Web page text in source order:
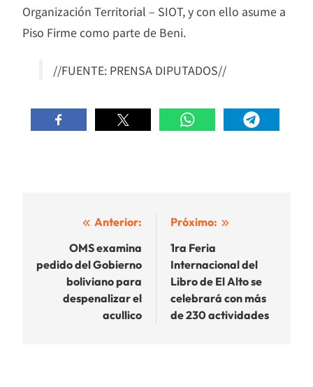
Organización Territorial – SIOT, y con ello asume a
Piso Firme como parte de Beni.
//FUENTE: PRENSA DIPUTADOS//
Navegación
entradas
Anterior:
OMS examina
pedido del Gobierno
boliviano para
despenalizar el
acullico
Próximo:
1ra Feria
Internacional del
Libro de El Alto se
celebrará con más
de 230 actividades